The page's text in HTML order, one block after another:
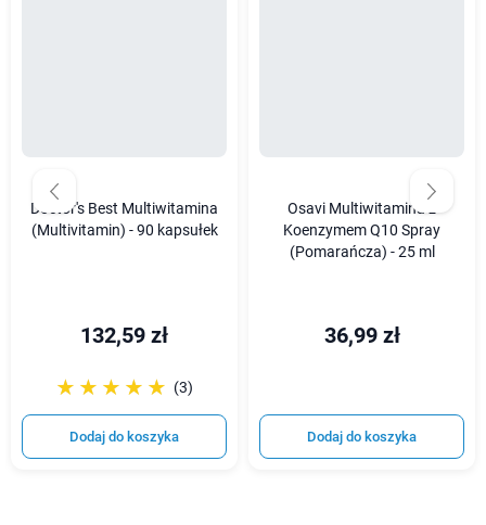
Doctor's Best Multiwitamina
(Multivitamin) - 90 kapsułek
132,59 zł
☆☆☆☆☆
★★★★★ (3)
Dodaj do koszyka
Osavi Multiwitamina z
Koenzymem Q10 Spray
(Pomarańcza) - 25 ml
36,99 zł
Dodaj do koszyka